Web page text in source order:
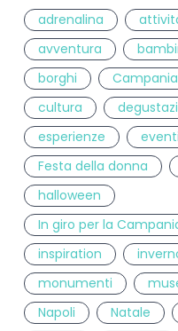
adrenalina
avventura
borghi
Campania
cultura
esperienze
eventi
Festa della donna
halloween
In giro per la
inspiration
monumenti
Napoli
Natale